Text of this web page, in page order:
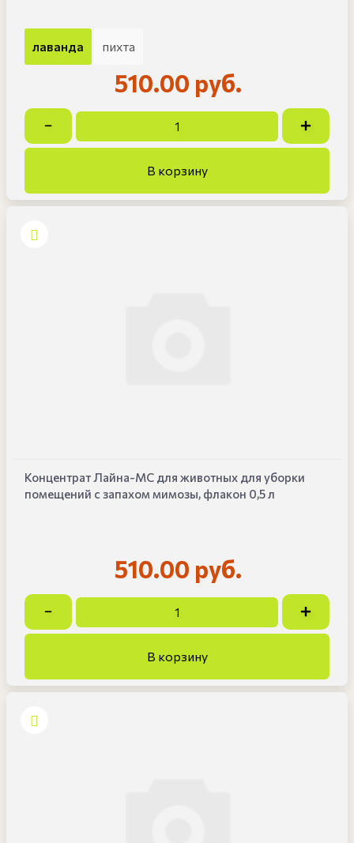
лаванда пихта
510.00 руб.
Концентрат Лайна-МС для животных для уборки
помещений с запахом мимозы, флакон 0,5 л
510.00 руб.